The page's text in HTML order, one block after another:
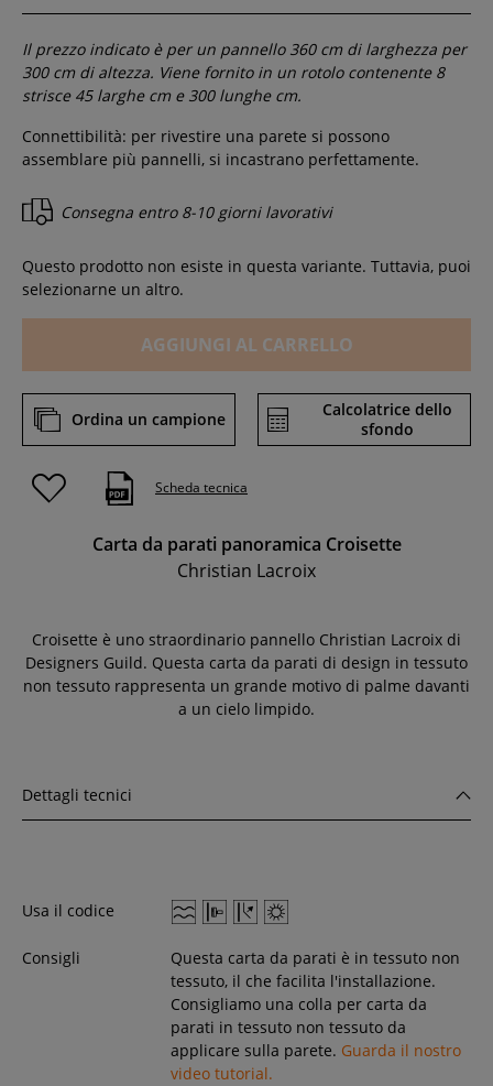
Il prezzo indicato è per un pannello 360cm di larghezza per
300 cm di altezza. Viene fornito in un rotolo contenente 8
strisce 45 larghe cm e 300lunghe cm.
Connettibilità: per rivestire una parete si possono
assemblare più pannelli, si incastrano perfettamente.
Consegna entro 8-10 giorni lavorativi
Questo prodotto non esiste in questa variante. Tuttavia, puoi
selezionarne un altro.
AGGIUNGI AL CARRELLO
Ordina un campione
Calcolatrice dello
sfondo
Scheda tecnica
Carta da parati panoramica Croisette
Christian Lacroix
Croisette è uno straordinario pannello Christian Lacroix di
Designers Guild. Questa carta da parati di design in tessuto
non tessuto rappresenta un grande motivo di palme davanti
a un cielo limpido.
Dettagli tecnici
Usa il codice
Consigli
Questa carta da parati è in tessuto non
tessuto, il che facilita l'installazione.
Consigliamo una colla per carta da
parati in tessuto non tessuto da
applicare sulla parete. Guarda il nostro
video tutorial.